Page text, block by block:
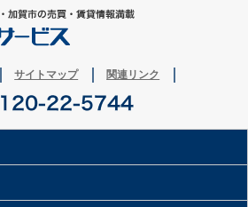
サイトマップ 関連リンク